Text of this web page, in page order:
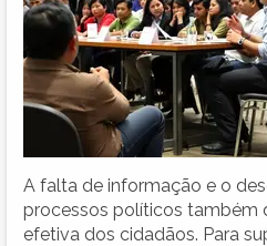
A falta de informação e o
processos políticos também
efetiva dos cidadãos. Para